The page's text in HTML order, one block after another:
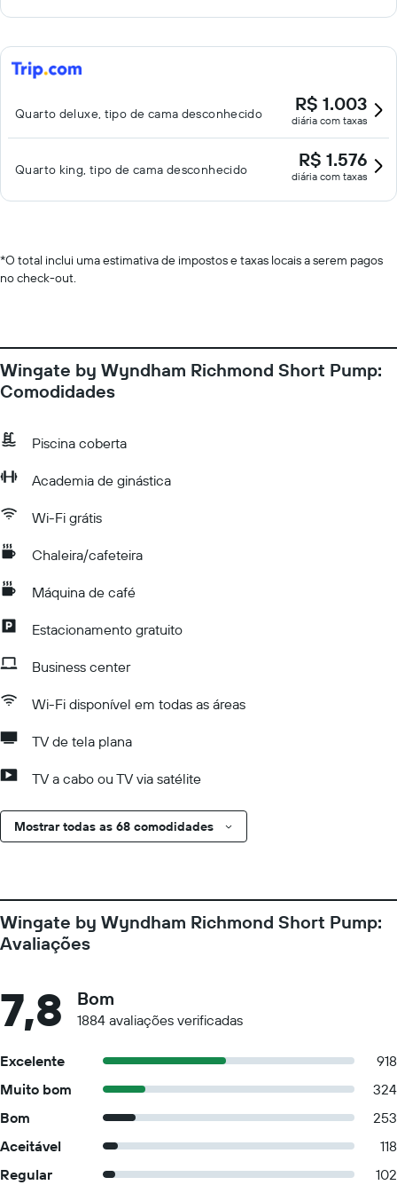
Quarto deluxe, tipo de cama desconhecido R$ 1.003
diária com taxas
Quarto king, tipo de cama desconhecido R$ 1.576
diária com taxas
*O total inclui uma estimativa de impostos e taxas locais a serem pagos
no check-out.
Wingate by Wyndham Richmond Short Pump:
Comodidades
Piscina coberta
Academia de ginástica
Wi-Fi grátis
Chaleira/cafeteira
Máquina de café
Estacionamento gratuito
Business center
Wi-Fi disponível em todas as áreas
TV de tela plana
TV a cabo ou TV via satélite
Mostrar todas as 68 comodidades
Wingate by Wyndham Richmond Short Pump:
Avaliações
7,8 Bom
1884 avaliações verificadas
Excelente
918
Muito bom
324
Bom
253
Aceitável
118
Regular
102